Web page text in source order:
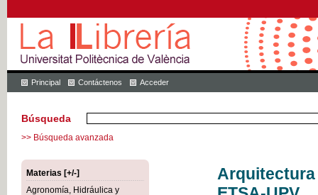
Principal Contáctenos Acceder
Búsqueda
>> Búsqueda avanzada
Materias [+/-]
Agronomía, Hidráulica y
Arquitectura